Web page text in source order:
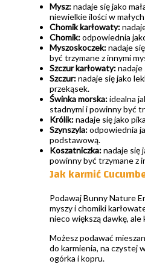
Mysz:nadaje się jako
niewielkie ilości w
Chomik karłowaty:
Chomik:odpowiednia
Myszoskoczek:nadaje
być trzymane z innymi
Szczur karłowaty:nadaje
Szczur:nadaje się jako
przekąsek.
Świnka morska:idealna
stadnymi i powinny być
Królik:nadaje się jako
Szynszyla:odpowiednia
podstawową.
Koszatniczka:nadaje się
powinny być trzymane z
Jak karmić
Podawaj Bunny Nature
myszy i chomiki
nieco większą dawkę,
Możesz podawać
do karmienia, na czystej
ogórka i kopru.